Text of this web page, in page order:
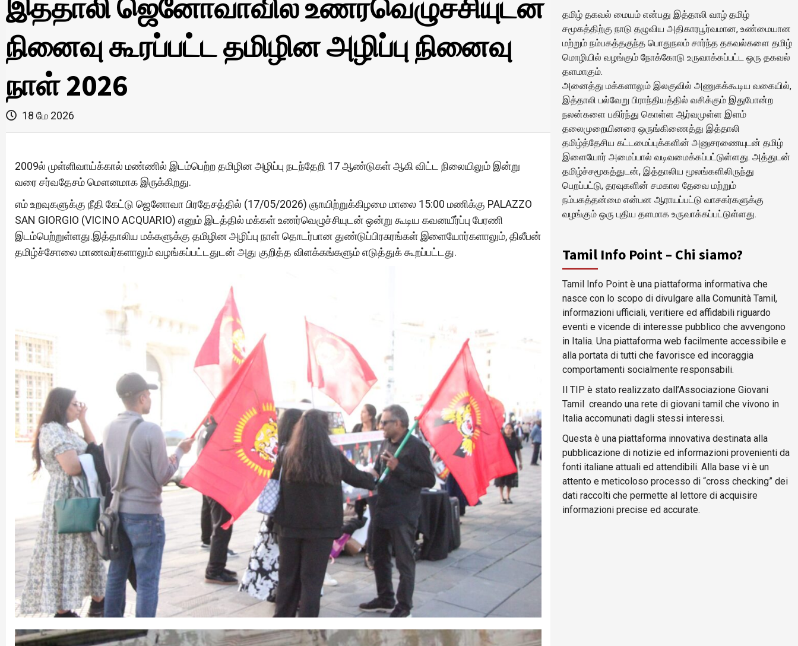
இத்தாலி ஜெனோவாவில் உணர்வெழுச்சியுடன்
நினைவு கூரப்பட்ட தமிழின அழிப்பு நினைவு
நாள் 2026
18 மே 2026
2009ல் முள்ளிவாய்க்கால் மண்ணில் இடம்பெற்ற தமிழின அழிப்பு நடந்தேறி 17 ஆண்டுகள் ஆகி விட்ட நிலையிலும் இன்று
வரை சர்வதேசம் மௌனமாக இருக்கிறது.
எம் உறவுகளுக்கு நீதி கேட்டு ஜெனோவா பிரதேசத்தில் (17/05/2026) ஞாயிற்றுக்கிழமை மாலை 15:00 மணிக்கு PALAZZO
SAN GIORGIO (VICINO ACQUARIO) எனும் இடத்தில் மக்கள் உணர்வெழுச்சியுடன் ஒன்று கூடிய கவனயீர்ப்பு பேரணி
இடம்பெற்றுள்ளது.இத்தாலிய மக்களுக்கு தமிழின அழிப்பு நாள் தொடர்பான துண்டுப்பிரசுரங்கள் இளையோர்களாலும், திலீபன்
தமிழ்ச்சோலை மாணவர்களாலும் வழங்கப்பட்டதுடன் அது குறித்த விளக்கங்களும் எடுத்துக் கூறப்பட்டது.
தமிழ் தகவல் மையம் என்பது இத்தாலி வாழ் தமிழ்
சமூகத்திற்கு நாடு தழுவிய அதிகாரபூர்வமான, உண்மையான
மற்றும் நம்பகத்தகுந்த பொதுநலம் சார்ந்த தகவல்களை தமிழ்
மொழியில் வழங்கும் நோக்கோடு உருவாக்கப்பட்ட ஒரு தகவல்
தளமாகும்.
அனைத்து மக்களாலும் இலகுவில் அணுகக்கூடிய வகையில்,
இத்தாலி பல்வேறு பிராந்தியத்தில் வசிக்கும் இதுபோன்ற
நலன்களை பகிர்ந்து கொள்ள ஆர்வமுள்ள இளம்
தலைமுறையினரை ஒருங்கிணைத்து இத்தாலி
தமிழ்த்தேசிய கட்டமைப்புக்களின் அனுசரணையுடன் தமிழ்
இளையோர் அமைப்பால் வடிவமைக்கப்பட்டுள்ளது. அத்துடன்
தமிழ்ச்சமூகத்துடன், இத்தாலிய மூலங்களிலிருந்து
பெறப்பட்டு, தரவுகளின் சமகால தேவை மற்றும்
நம்பகத்தன்மை என்பன ஆராயப்பட்டு வாசகர்களுக்கு
வழங்கும் ஒரு புதிய தளமாக உருவாக்கப்பட்டுள்ளது.
Tamil Info Point – Chi siamo?
Tamil Info Point è una piattaforma informativa che
nasce con lo scopo di divulgare alla Comunità Tamil,
informazioni ufficiali, veritiere ed affidabili riguardo
eventi e vicende di interesse pubblico che avvengono
in Italia. Una piattaforma web facilmente accessibile e
alla portata di tutti che favorisce ed incoraggia
comportamenti socialmente responsabili.
Il TIP è stato realizzato dall’Associazione Giovani
Tamil creando una rete di giovani tamil che vivono in
Italia accomunati dagli stessi interessi.
Questa è una piattaforma innovativa destinata alla
pubblicazione di notizie ed informazioni provenienti da
fonti italiane attuali ed attendibili. Alla base vi è un
attento e meticoloso processo di “cross checking” dei
dati raccolti che permette al lettore di acquisire
informazioni precise ed accurate.